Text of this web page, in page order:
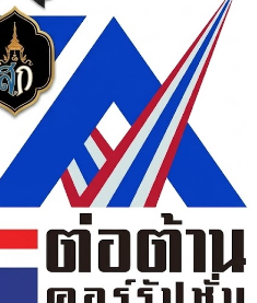
ลงทะเบียนเพื่อฝึก
อาชีพและการเป็น
ผู้ประกอบการ
Read more ...
เว็บลิงค์
ภานใน
E-